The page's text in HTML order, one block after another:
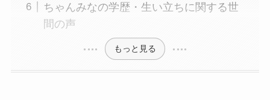
ちゃんみなの学歴・生い立ちに関する世
間の声
もっと見る